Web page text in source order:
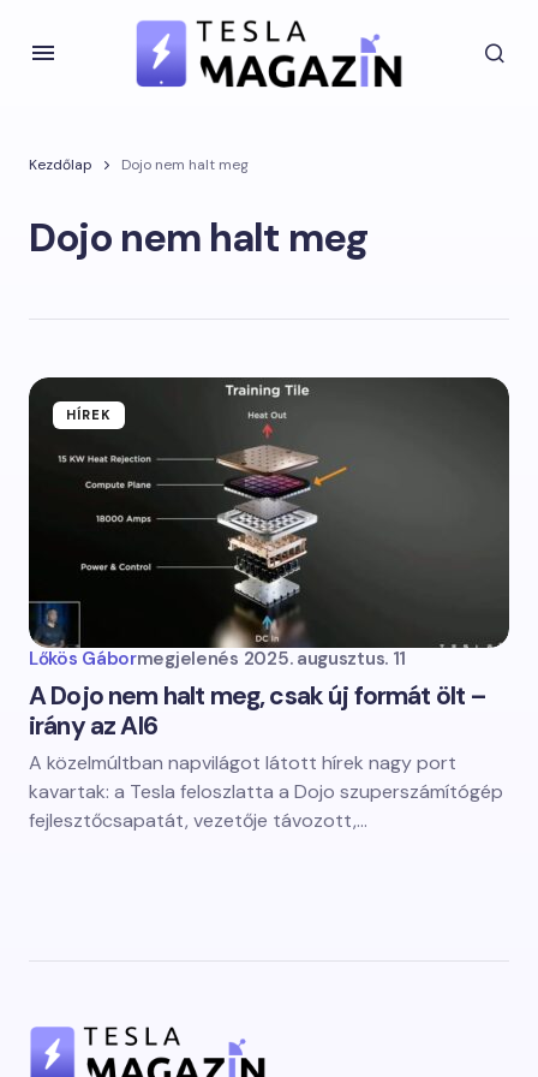
Kezdőlap Dojo nem halt meg
Dojo nem halt meg
HÍREK
Lőkös Gábormegjelenés 2025. augusztus. 11
A Dojo nem halt meg, csak új formát ölt –
irány az AI6
A közelmúltban napvilágot látott hírek nagy port
kavartak: a Tesla feloszlatta a Dojo szuperszámítógép
fejlesztőcsapatát, vezetője távozott,…